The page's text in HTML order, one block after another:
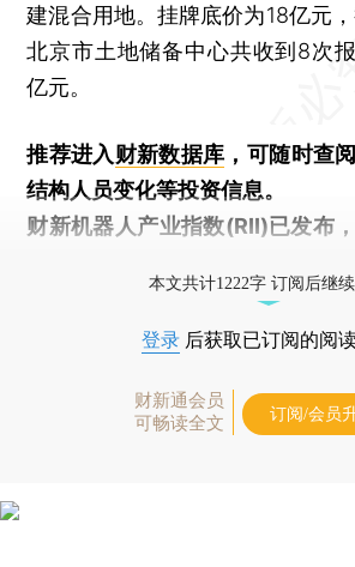
建混合用地。挂牌底价为18亿元
北京市土地储备中心共收到8次
亿元。
推荐进入财新数据库 ，可随时查
结构人员变化等投资信息。
财新机器人产业指数(RII)已发布，
本文共计1222字 订阅后继
登录 后获取已订阅的阅
财新通会员
可畅读全文
订阅/会员